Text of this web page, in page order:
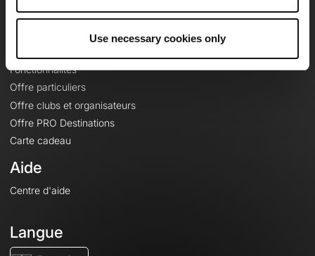
Use necessary cookies only
Fonctionnalités
Offre particuliers
Offre clubs et organisateurs
Offre PRO Destinations
Carte cadeau
Aide
Centre d'aide
Langue